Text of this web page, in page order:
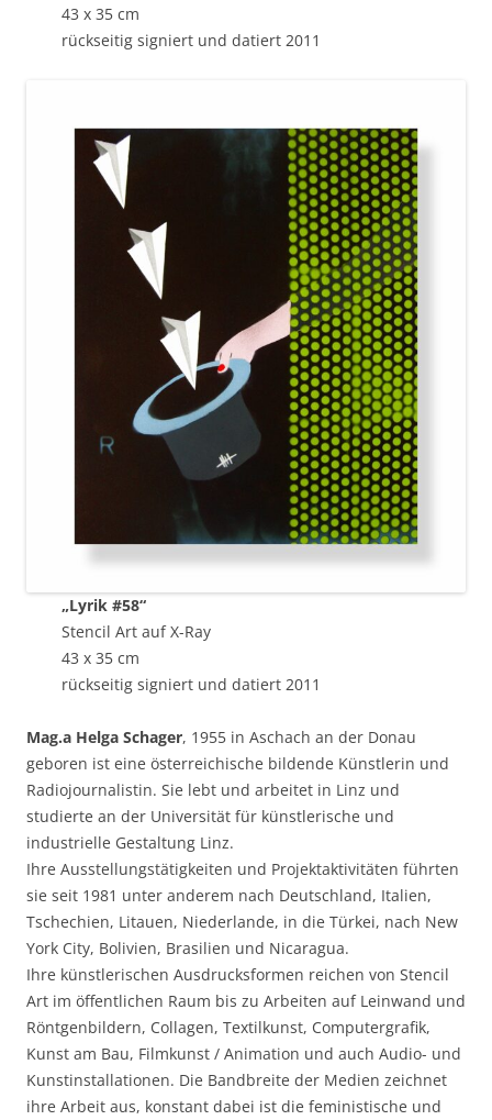
43 x 35 cm
rückseitig signiert und datiert 2011
„Lyrik #58“
Stencil Art auf X-Ray
43 x 35 cm
rückseitig signiert und datiert 2011
Mag.a Helga Schager, 1955 in Aschach an der Donau
geboren ist eine österreichische bildende Künstlerin und
Radiojournalistin. Sie lebt und arbeitet in Linz und
studierte an der Universität für künstlerische und
industrielle Gestaltung Linz.
Ihre Ausstellungstätigkeiten und Projektaktivitäten führten
sie seit 1981 unter anderem nach Deutschland, Italien,
Tschechien, Litauen, Niederlande, in die Türkei, nach New
York City, Bolivien, Brasilien und Nicaragua.
Ihre künstlerischen Ausdrucksformen reichen von Stencil
Art im öffentlichen Raum bis zu Arbeiten auf Leinwand und
Röntgenbildern, Collagen, Textilkunst, Computergrafik,
Kunst am Bau, Filmkunst / Animation und auch Audio- und
Kunstinstallationen. Die Bandbreite der Medien zeichnet
ihre Arbeit aus, konstant dabei ist die feministische und